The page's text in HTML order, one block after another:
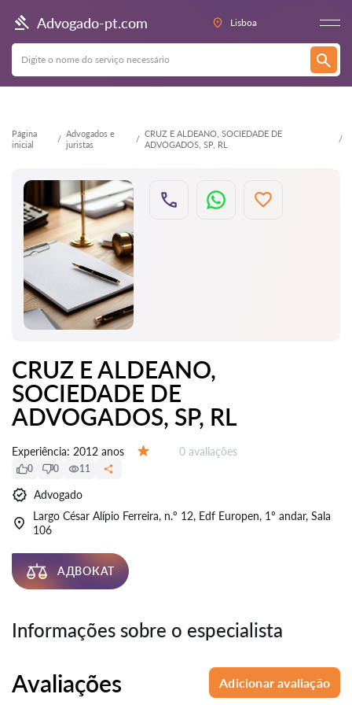
Advogado-pt.com Lisboa
Página
inicial
Advogados e
juristas
CRUZ E ALDEANO, SOCIEDADE DE
ADVOGADOS, SP, RL
Voltar
CRUZ E ALDEANO,
SOCIEDADE DE
ADVOGADOS, SP, RL
Experiência: 2012 anos
Avaliações:
0 avaliações
0 0 11
Advogado
Largo César Alípio Ferreira, n.º 12, Edf Europen, 1º andar, Sala
106
АДВОКАТ
Informações sobre o especialista
Avaliações Adicionar avaliação